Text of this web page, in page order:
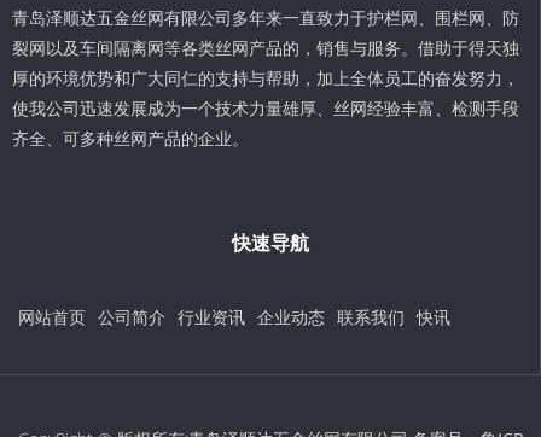
青岛泽顺达五金丝网有限公司多年来一直致力于护栏网、围栏网、防
裂网以及车间隔离网等各类丝网产品的，销售与服务。借助于得天独
厚的环境优势和广大同仁的支持与帮助，加上全体员工的奋发努力，
使我公司迅速发展成为一个技术力量雄厚、丝网经验丰富、检测手段
齐全、可多种丝网产品的企业。
快速导航
网站首页 公司简介 行业资讯 企业动态 联系我们 快讯